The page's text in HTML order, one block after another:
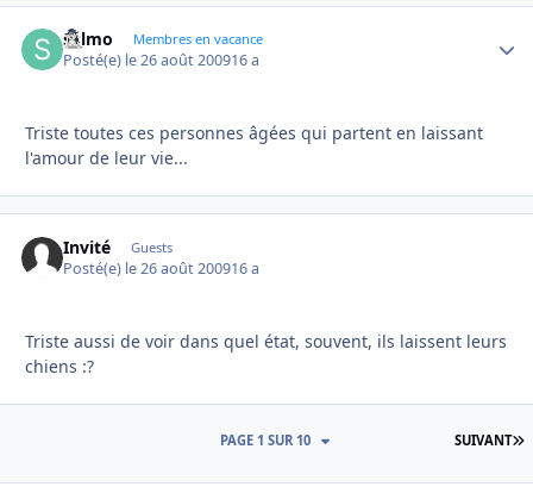
sylmo Membres en vacance
Posté(e) le 26 août 200916 a
Triste toutes ces personnes âgées qui partent en laissant
l'amour de leur vie...
Invité Guests
Posté(e) le 26 août 200916 a
Triste aussi de voir dans quel état, souvent, ils laissent leurs
chiens :?
SUIVANT
PAGE 1 SUR 10